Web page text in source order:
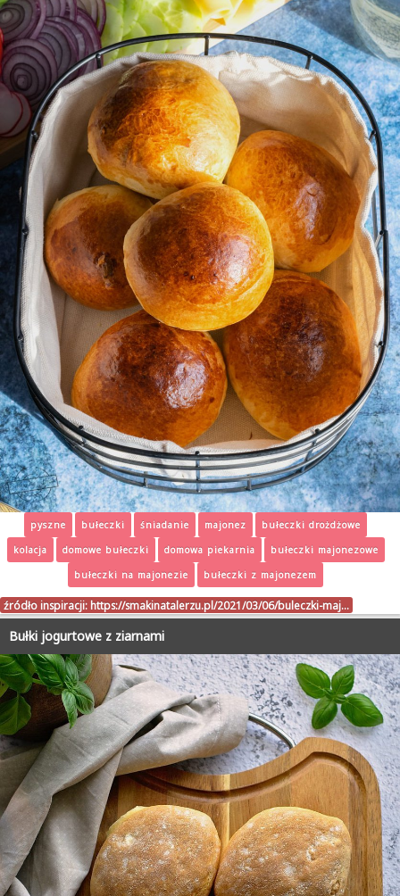
pyszne bułeczki śniadanie majonez
bułeczki drożdżowe
kolacja
domowe bułeczki domowa piekarnia
bułeczki majonezowe
bułeczki na majonezie
bułeczki z majonezem
źródło inspiracji: https://smakinatalerzu.pl/2021/03/06/buleczki-maj…
Bułki jogurtowe z ziarnami